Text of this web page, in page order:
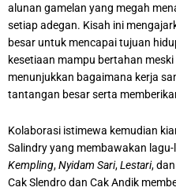
alunan gamelan yang megah
setiap adegan. Kisah ini
besar untuk mencapai tujuan
kesetiaan mampu bertahan
menunjukkan bagaimana kerja
tantangan besar serta
Kolaborasi istimewa kemudian
Salindry yang membawakan
Kempling,Nyidam Sari,Lestari, dan
Cak Slendro dan Cak Andik